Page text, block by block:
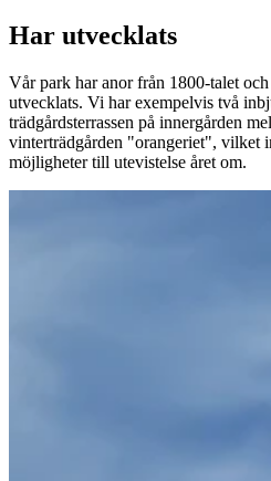
Har utvecklats
Vår park har anor från 1800-talet
utvecklats. Vi har exempelvis två
trädgårdsterrassen på innergården
vinterträdgården "orangeriet", vilket
möjligheter till utevistelse året om.